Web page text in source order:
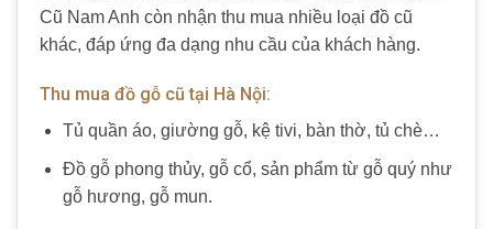
Cũ Nam Anh còn nhận thu mua nhiều loại đồ cũ
khác, đáp ứng đa dạng nhu cầu của khách hàng.
Thu mua đồ gỗ cũ tại Hà Nội:
Tủ quần áo, giường gỗ, kệ tivi, bàn thờ, tủ chè…
Đồ gỗ phong thủy, gỗ cổ, sản phẩm từ gỗ quý như
gỗ hương, gỗ mun.